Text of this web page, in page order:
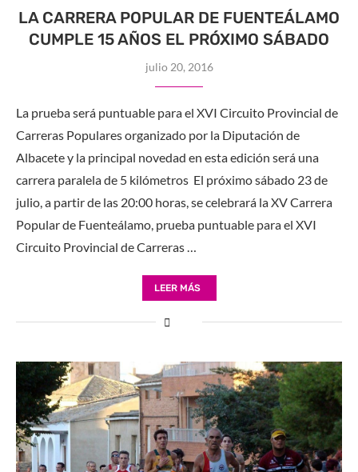
LA CARRERA POPULAR DE FUENTEÁLAMO
CUMPLE 15 AÑOS EL PRÓXIMO SÁBADO
julio 20, 2016
La prueba será puntuable para el XVI Circuito Provincial de
Carreras Populares organizado por la Diputación de
Albacete y la principal novedad en esta edición será una
carrera paralela de 5 kilómetros El próximo sábado 23 de
julio, a partir de las 20:00 horas, se celebrará la XV Carrera
Popular de Fuenteálamo, prueba puntuable para el XVI
Circuito Provincial de Carreras …
LEER MÁS